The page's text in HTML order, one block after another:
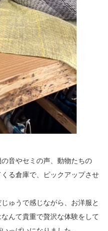
音やセミの声、動物たちの
る倉庫で、ピックアップさせ
ゅうで感じながら、お洋服と
んて貴重で贅沢な体験をして